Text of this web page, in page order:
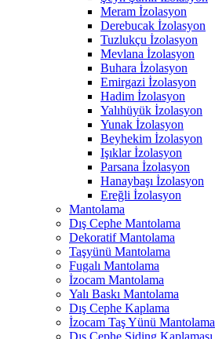
Meram İzolasyon
Derebucak İzolasyon
Tuzlukçu İzolasyon
Mevlana İzolasyon
Buhara İzolasyon
Emirgazi İzolasyon
Hadim İzolasyon
Yalıhüyük İzolasyon
Yunak İzolasyon
Beyhekim İzolasyon
Işıklar İzolasyon
Parsana İzolasyon
Hanaybaşı İzolasyon
Ereğli İzolasyon
Mantolama
Dış Cephe Mantolama
Dekoratif Mantolama
Taşyünü Mantolama
Fugalı Mantolama
İzocam Mantolama
Yalı Baskı Mantolama
Dış Cephe Kaplama
İzocam Taş Yünü Mantolama